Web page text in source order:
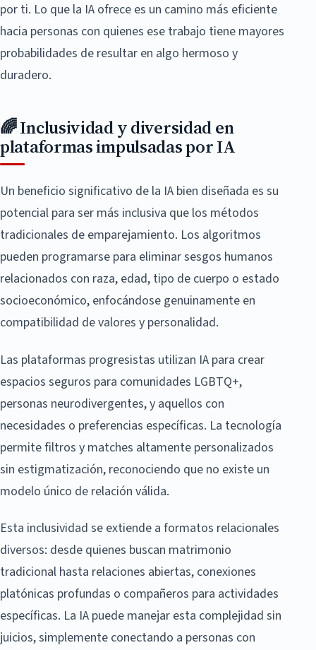
por ti. Lo que la IA ofrece es un camino más eficiente
hacia personas con quienes ese trabajo tiene mayores
probabilidades de resultar en algo hermoso y
duradero.
🌈 Inclusividad y diversidad en
plataformas impulsadas por IA
Un beneficio significativo de la IA bien diseñada es su
potencial para ser más inclusiva que los métodos
tradicionales de emparejamiento. Los algoritmos
pueden programarse para eliminar sesgos humanos
relacionados con raza, edad, tipo de cuerpo o estado
socioeconómico, enfocándose genuinamente en
compatibilidad de valores y personalidad.
Las plataformas progresistas utilizan IA para crear
espacios seguros para comunidades LGBTQ+,
personas neurodivergentes, y aquellos con
necesidades o preferencias específicas. La tecnología
permite filtros y matches altamente personalizados
sin estigmatización, reconociendo que no existe un
modelo único de relación válida.
Esta inclusividad se extiende a formatos relacionales
diversos: desde quienes buscan matrimonio
tradicional hasta relaciones abiertas, conexiones
platónicas profundas o compañeros para actividades
específicas. La IA puede manejar esta complejidad sin
juicios, simplemente conectando a personas con